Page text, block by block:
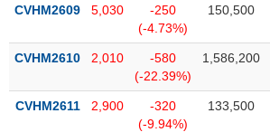
mới
yết
sung
CVHM2609 5,030
-250
(-4.73%)
150,500
CVHM2610 2,010
-580
(-22.39%)
1,586,200
CVHM2611 2,900
-320
(-9.94%)
133,500
PHÁI
TRÁI